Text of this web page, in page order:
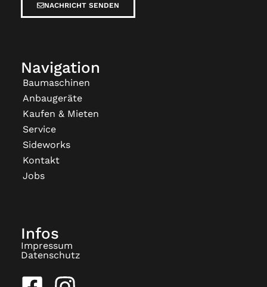
NACHRICHT SENDEN
Navigation
Baumaschinen
Anbaugeräte
Kaufen & Mieten
Service
Sideworks
Kontakt
Jobs
Infos
Impressum
Datenschutz